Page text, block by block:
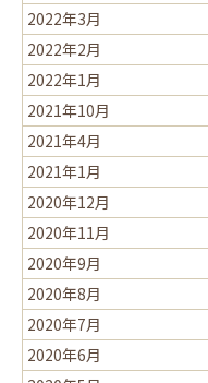
2022年3月
2022年2月
2022年1月
2021年10月
2021年4月
2021年1月
2020年12月
2020年11月
2020年9月
2020年8月
2020年7月
2020年6月